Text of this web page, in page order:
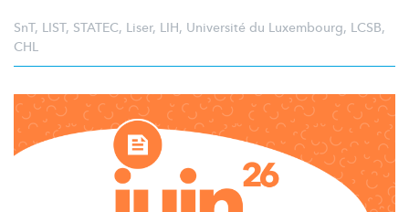
SnT, LIST, STATEC, Liser, LIH, Université du Luxembourg, LCSB,
CHL